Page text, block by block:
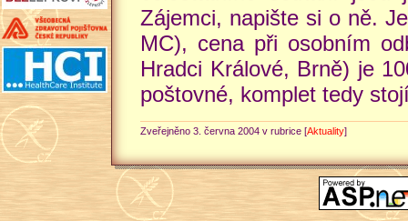
Zájemci, napište si o ně.
MC), cena při osobním
Hradci Králové, Brně) je
poštovné, komplet tedy
Zveřejněno 3. června 2004 v rubrice [Aktuality]